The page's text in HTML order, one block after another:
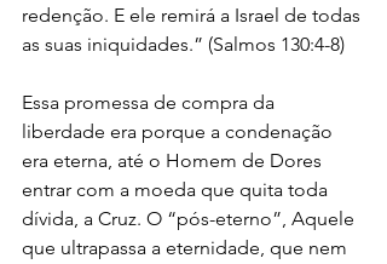
redenção. E ele remirá a Israel de todas
as suas iniquidades.” (Salmos 130:4-8)
Essa promessa de compra da
liberdade era porque a condenação
era eterna, até o Homem de Dores
entrar com a moeda que quita toda
dívida, a Cruz. O “pós-eterno”, Aquele
que ultrapassa a eternidade, que nem